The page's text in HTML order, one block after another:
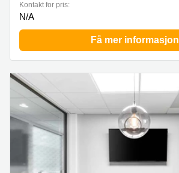
Kontakt for pris:
N/A
Få mer informasjon